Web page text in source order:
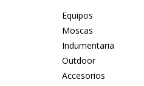
Equipos
Moscas
Indumentaria
Outdoor
Accesorios